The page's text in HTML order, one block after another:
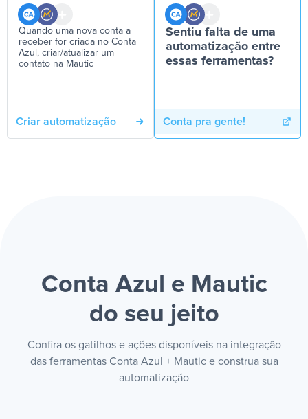
Quando uma nova conta a
receber for criada no Conta
Azul, criar/atualizar um
contato na Mautic
Criar automatização
Sentiu falta de uma
automatização entre
essas ferramentas?
Conta pra gente!
Conta Azul e Mautic
do seu jeito
Confira os gatilhos e ações disponíveis na integração
das ferramentas Conta Azul + Mautic e construa sua
automatização